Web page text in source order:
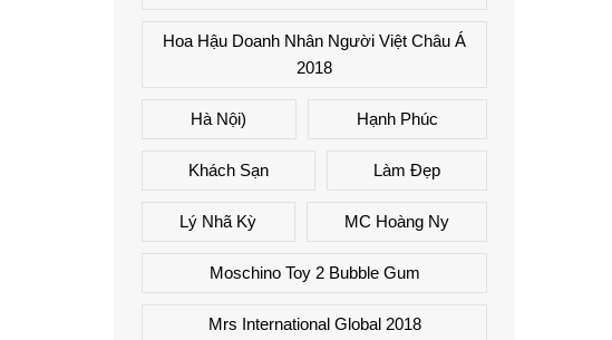
Hoa Hậu Doanh Nhân Người Việt Châu Á
2018
Hà Nội) Hạnh Phúc
Khách Sạn Làm Đẹp
Lý Nhã Kỳ MC Hoàng Ny
Moschino Toy 2 Bubble Gum
Mrs International Global 2018